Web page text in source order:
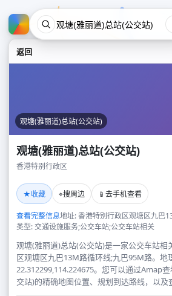
返回
观塘(雅丽道)总站(公交站)
观塘(雅丽道)总站(公交站)
香港特别行政区
★收藏 ⌖搜周边 📱 去手机查看
查看完整信息地址: 香港特别行政区观塘区九巴
类型: 交通设施服务;公交车站;公交车站相关
观塘(雅丽道)总站(公交站)是一家公交车站相
区观塘区九巴13M路循环线;九巴95M路。地
22.312299,114.224675。您可以通过Amap
交站)的精确地图位置、规划到达路线，以及